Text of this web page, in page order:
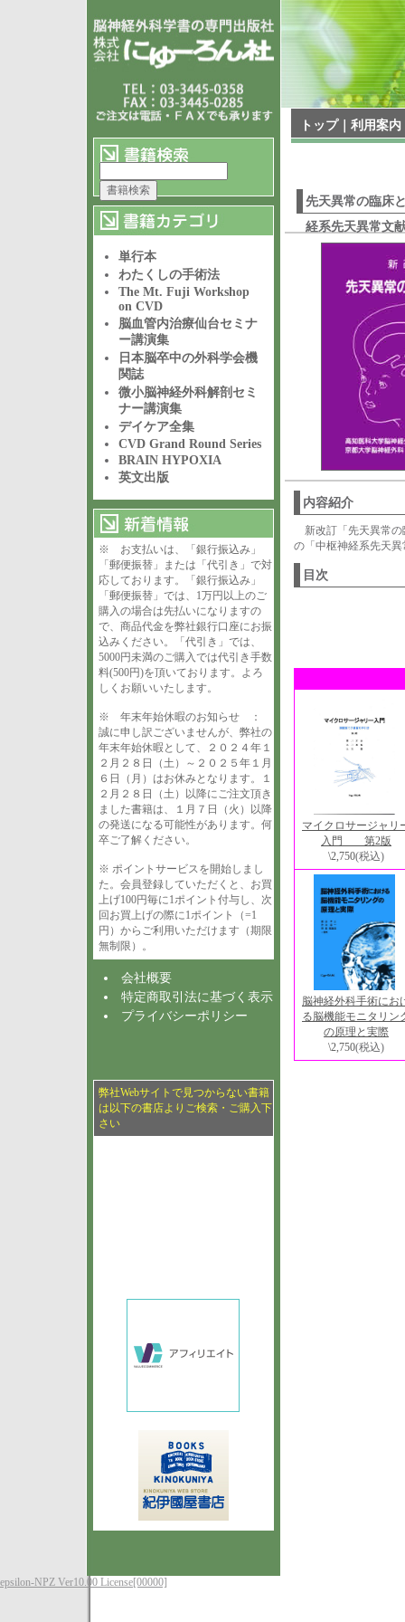
単行本
わたくしの手術法
The Mt. Fuji Workshop
on CVD
脳血管内治療仙台セミナ
ー講演集
日本脳卒中の外科学会機
関誌
微小脳神経外科解剖セミ
ナー講演集
デイケア全集
CVD Grand Round Series
BRAIN HYPOXIA
英文出版
※ お支払いは、「銀行振込み」
「郵便振替」または「代引き」で対
応しております。「銀行振込み」
「郵便振替」では、1万円以上のご
購入の場合は先払いになりますの
で、商品代金を弊社銀行口座にお振
込みください。「代引き」では、
5000円未満のご購入では代引き手数
料(500円)を頂いております。よろ
しくお願いいたします。
※ 年末年始休暇のお知らせ ：
誠に申し訳ございませんが、弊社の
年末年始休暇として、２０２４年１
２月２８日（土）～２０２５年１月
６日（月）はお休みとなります。１
２月２８日（土）以降にご注文頂き
ました書籍は、１月７日（火）以降
の発送になる可能性があります。何
卒ご了解ください。
※ ポイントサービスを開始しまし
た。会員登録していただくと、お買
上げ100円毎に1ポイント付与し、次
回お買上げの際に1ポイント（=1
円）からご利用いただけます（期限
無制限）。
会社概要
特定商取引法に基づく表示
プライバシーポリシー
弊社Webサイトで見つからない書籍
は以下の書店よりご検索・ご購入下
さい
トップ｜ 利用案内
先天異常の臨床
経系先天異常文
内容紹介
新改訂「先天異常
の「中枢神経系先天
目次
マイクロサージャリ
入門 第2版
\2,750(税込)
脳神経外科手術にお
る脳機能モニタリン
の原理と実際
\2,750(税込)
epsilon-NPZ Ver10.00 License[00000]